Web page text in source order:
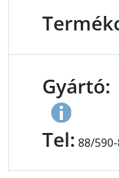
Gyártó:
Tel: 88/